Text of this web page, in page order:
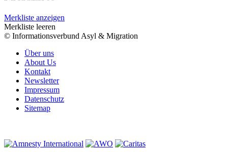
Merkliste anzeigen
Merkliste leeren
© Informationsverbund Asyl & Migration
Über uns
About Us
Kontakt
Newsletter
Impressum
Datenschutz
Sitemap